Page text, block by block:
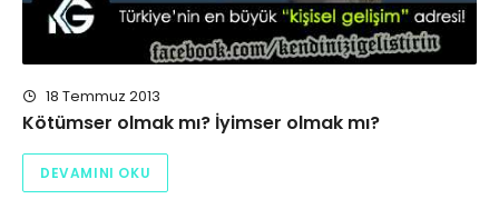
18 Temmuz 2013
Kötümser olmak mı? İyimser olmak mı?
DEVAMINI OKU